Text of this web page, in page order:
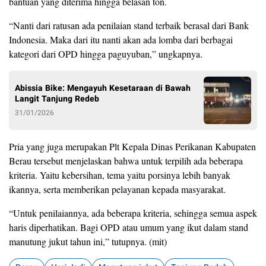
“Nanti dari ratusan ada penilaian stand terbaik berasal dari Bank
Indonesia. Maka dari itu nanti akan ada lomba dari berbagai
kategori dari OPD hingga paguyuban,” ungkapnya.
Abissia Bike: Mengayuh Kesetaraan di Bawah
Langit Tanjung Redeb
31/01/2026
Pria yang juga merupakan Plt Kepala Dinas Perikanan Kabupaten
Berau tersebut menjelaskan bahwa untuk terpilih ada beberapa
kriteria. Yaitu kebersihan, tema yaitu porsinya lebih banyak
ikannya, serta memberikan pelayanan kepada masyarakat.
“Untuk penilaiannya, ada beberapa kriteria, sehingga semua aspek
haris diperhatikan. Bagi OPD atau umum yang ikut dalam stand
manutung jukut tahun ini,” tutupnya. (mit)